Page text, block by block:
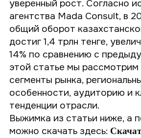
уверенный рост. Согласно
агентства Mada Consult, в
общий оборот
достиг 1,4 трлн тенге,
14% по сравнению с
этой статье мы рассмотрим
сегменты рынка,
особенности, аудиторию и
тенденции отрасли.
Выжимка из статьи ниже, а
можно скачать здесь: